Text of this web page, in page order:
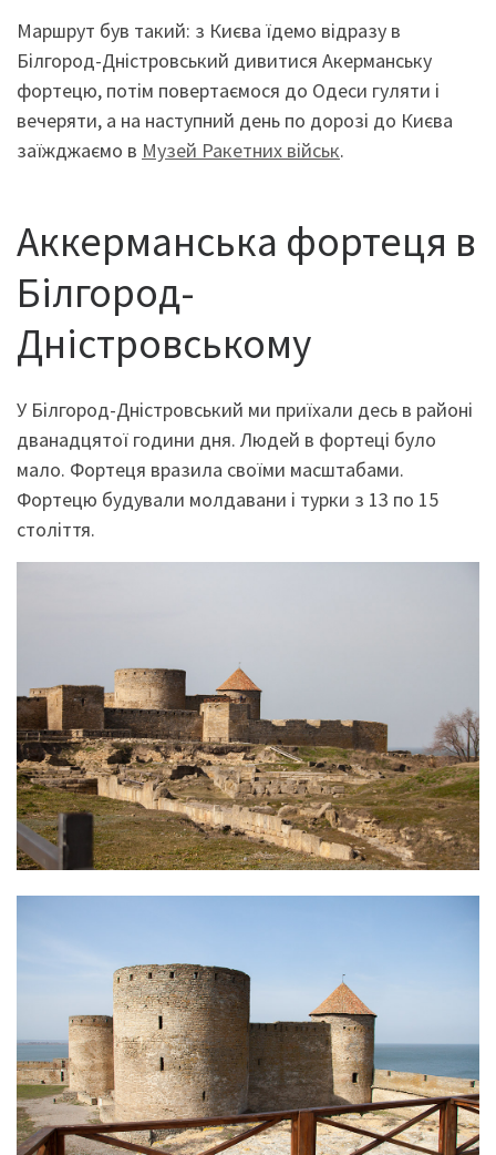
Маршрут був такий: з Києва їдемо відразу в
Білгород-Дністровський дивитися Акерманську
фортецю, потім повертаємося до Одеси гуляти і
вечеряти, а на наступний день по дорозі до Києва
заїжджаємо в Музей Ракетних військ.
Аккерманська фортеця в
Білгород-
Дністровському
У Білгород-Дністровський ми приїхали десь в районі
дванадцятої години дня. Людей в фортеці було
мало. Фортеця вразила своїми масштабами.
Фортецю будували молдавани і турки з 13 по 15
століття.